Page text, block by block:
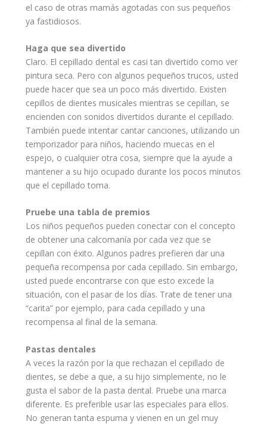
el caso de otras mamás agotadas con sus pequeños
ya fastidiosos.
Haga que sea divertido
Claro. El cepillado dental es casi tan divertido como ver
pintura seca. Pero con algunos pequeños trucos, usted
puede hacer que sea un poco más divertido. Existen
cepillos de dientes musicales mientras se cepillan, se
encienden con sonidos divertidos durante el cepillado.
También puede intentar cantar canciones, utilizando un
temporizador para niños, haciendo muecas en el
espejo, o cualquier otra cosa, siempre que la ayude a
mantener a su hijo ocupado durante los pocos minutos
que el cepillado toma.
Pruebe una tabla de premios
Los niños pequeños pueden conectar con el concepto
de obtener una calcomanía por cada vez que se
cepillan con éxito. Algunos padres prefieren dar una
pequeña recompensa por cada cepillado. Sin embargo,
usted puede encontrarse con que esto excede la
situación, con el pasar de los días. Trate de tener una
“carita” por ejemplo, para cada cepillado y una
recompensa al final de la semana.
Pastas dentales
A veces la razón por la que rechazan el cepillado de
dientes, se debe a que, a su hijo simplemente, no le
gusta el sabor de la pasta dental. Pruebe una marca
diferente. Es preferible usar las especiales para ellos.
No generan tanta espuma y vienen en un gel muy